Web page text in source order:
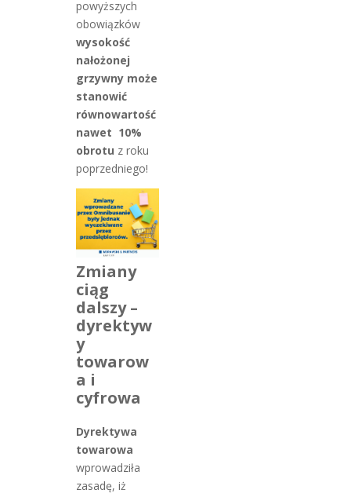
powyższych
obowiązków
wysokość
nałożonej
grzywny może
stanowić
równowartość
nawet 10%
obrotu z roku
poprzedniego!
Zmiany
ciąg
dalszy –
dyrektyw
y
towarow
a i
cyfrowa
Dyrektywa
towarowa
wprowadziła
zasadę, iż